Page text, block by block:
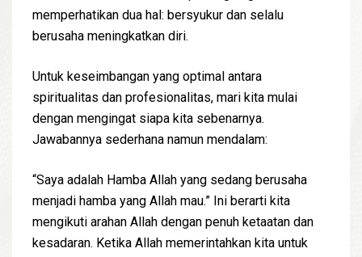
memperhatikan dua hal: bersyukur dan selalu
berusaha meningkatkan diri.
Untuk keseimbangan yang optimal antara
spiritualitas dan profesionalitas, mari kita mulai
dengan mengingat siapa kita sebenarnya.
Jawabannya sederhana namun mendalam:
“Saya adalah Hamba Allah yang sedang berusaha
menjadi hamba yang Allah mau.” Ini berarti kita
mengikuti arahan Allah dengan penuh ketaatan dan
kesadaran. Ketika Allah memerintahkan kita untuk